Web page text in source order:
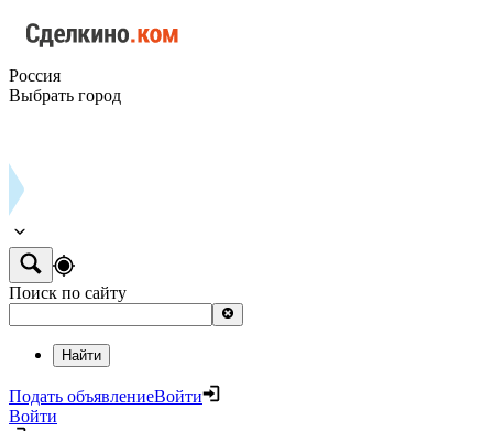
Россия
Выбрать город
Поиск по сайту
Найти
Подать объявлениеВойти
Войти